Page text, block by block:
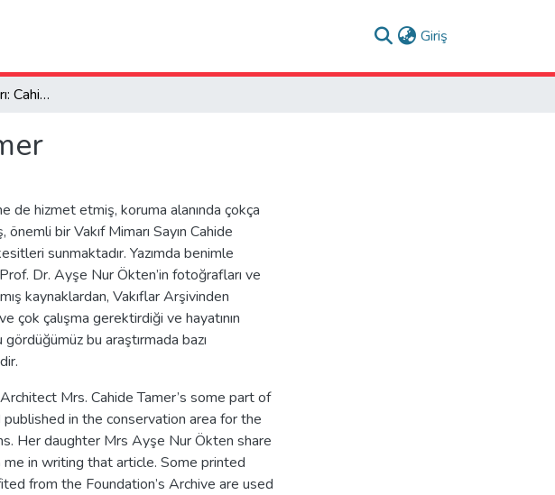
Giriş
Bir Kadın Vakıf Mimarı: Cahide Aksel Tamer
de hizmet etmiş, koruma alanında çokça
önemli bir Vakıf Mimarı Sayın Cahide
sunmaktadır. Yazımda benimle
Prof. Dr. Ayşe Nur Ökten’in fotoğrafları ve
kaynaklardan, Vakıflar Arşivinden
çok çalışma gerektirdiği ve hayatının
bu araştırmada bazı
Mrs. Cahide Tamer’s some part of
in the conservation area for the
Her daughter Mrs Ayşe Nur Ökten share
in writing that article. Some printed
from the Foundation’s Archive are used